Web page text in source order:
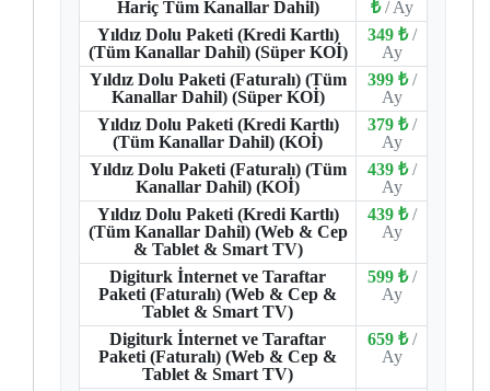
Hariç Tüm Kanallar Dahil)
₺ / Ay
Yıldız Dolu Paketi (Kredi Kartlı)
(Tüm Kanallar Dahil) (Süper KOİ)
349 ₺ /
Ay
Yıldız Dolu Paketi (Faturalı) (Tüm
Kanallar Dahil) (Süper KOİ)
399 ₺ /
Ay
Yıldız Dolu Paketi (Kredi Kartlı)
(Tüm Kanallar Dahil) (KOİ)
379 ₺ /
Ay
Yıldız Dolu Paketi (Faturalı) (Tüm
Kanallar Dahil) (KOİ)
439 ₺ /
Ay
Yıldız Dolu Paketi (Kredi Kartlı)
(Tüm Kanallar Dahil) (Web & Cep
& Tablet & Smart TV)
439 ₺ /
Ay
Digiturk İnternet ve Taraftar
Paketi (Faturalı) (Web & Cep &
Tablet & Smart TV)
599 ₺ /
Ay
Digiturk İnternet ve Taraftar
Paketi (Faturalı) (Web & Cep &
Tablet & Smart TV)
659 ₺ /
Ay